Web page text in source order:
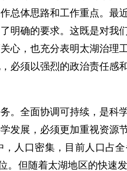
总体思路和工作重点。最
明确的要求。这既是对我
心，也充分表明太湖治理
必须以强烈的政治责任感
全面协调可持续，是科
发展，必须更加重视资源
人口密集，目前人口占全
。但随着太湖地区的快速